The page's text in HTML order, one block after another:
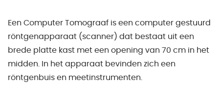
Een Computer Tomograaf is een computer gestuurd
röntgenapparaat (scanner) dat bestaat uit een
brede platte kast met een opening van 70 cm in het
midden. In het apparaat bevinden zich een
röntgenbuis en meetinstrumenten.